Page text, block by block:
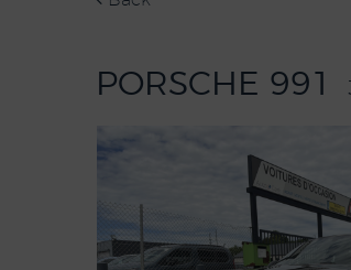
PORSCHE 991